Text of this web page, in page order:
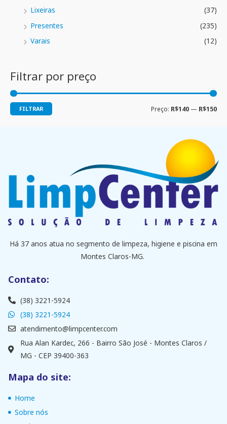
Lixeiras
(37)
Presentes
(235)
Varais
(12)
Filtrar por preço
FILTRAR Preço: R$140 — R$150
Há 37 anos atua no segmento de limpeza, higiene e piscina em
Montes Claros-MG.
Contato:
(38) 3221-5924
(38) 3221-5924
atendimento@limpcenter.com
Rua Alan Kardec, 266 - Bairro São José - Montes Claros /
MG - CEP 39400-363
Mapa do site:
Home
Sobre nós